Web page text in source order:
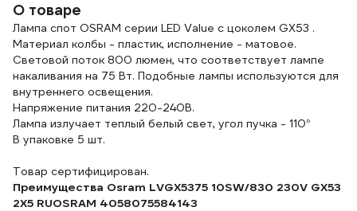
О товаре
Лампа спот OSRAM серии LED Value с цоколем GX53 .
Материал колбы - пластик, исполнение - матовое.
Световой поток 800 люмен, что соответствует лампе
накаливания на 75 Вт. Подобные лампы используются для
внутреннего освещения.
Напряжение питания 220-240В.
Лампа излучает теплый белый свет, угол пучка - 110°
В упаковке 5 шт.
Товар сертифицирован.
Преимущества Osram LVGX5375 10SW/830 230V GX53
2X5 RUOSRAM 4058075584143